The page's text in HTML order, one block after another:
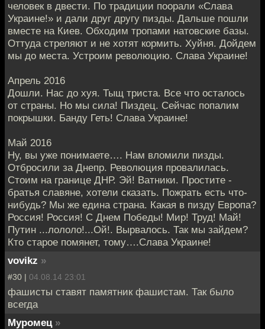
человек в двести. По традиции поорали «Слава
Украине!» и дали друг другу пизды. Дальше пошли
вместе на Киев. Обходим тропами натовские базы.
Оттуда стреляют и не хотят кормить. Хуйня. Дойдем
мы до места. Устроим революцию. Слава Украине!
Апрель 2016
Дошли. Нас до хуя. Тыщ триста. Все что осталось
от страны. Но мы сила! Пиздец. Сейчас попалим
покрышки. Банду Геть! Слава Украине!
Май 2016
Ну, вы уже понимаете…. Нам вломили пизды.
Отбросили за Днепр. Революция провалилась.
Стоим на границе ДНР. Эй! Ватники. Простите -
братья славяне, хотели сказать. Пожрать есть что-
нибудь? Мы же едина страна. Какая в пизду Европа?
Россия! Россия! С Днем Победы! Мир! Труд! Май!
Путин ...лололо!...Ой!. Вырвалось. Так мы зайдем?
Кто старое помянет, тому….Слава Украине!
vovikz »
#30 | 04.08.14 23:01
фашисты ставят памятник фашистам. Так было
всегда
Муромец »